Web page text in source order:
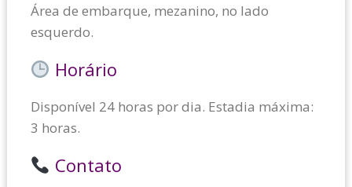
Área de embarque, mezanino, no lado
esquerdo.
Horário
Disponível 24 horas por dia. Estadia máxima:
3 horas.
Contato